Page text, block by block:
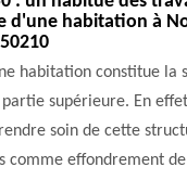
d'une habitation à
habitation constitue la
supérieure. En
soin de cette
comme effondrement